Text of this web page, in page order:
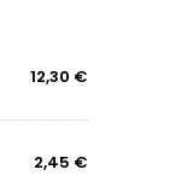
12,30 €
2,45 €